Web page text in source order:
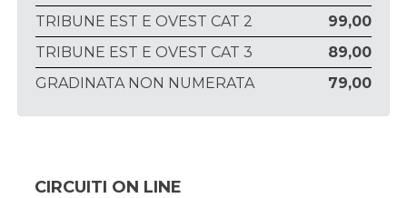
TRIBUNE EST E OVEST CAT 2
99,00
TRIBUNE EST E OVEST CAT 3
89,00
GRADINATA NON NUMERATA
79,00
CIRCUITI ON LINE